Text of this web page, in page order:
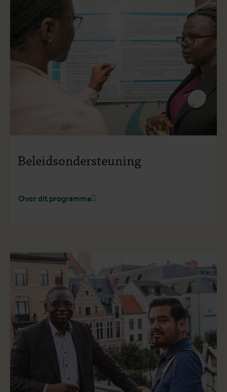
Beleidsondersteuning
Over dit programma